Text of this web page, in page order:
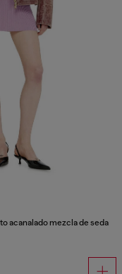
acanalado mezcla de seda